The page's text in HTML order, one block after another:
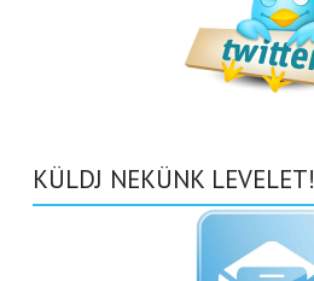
KÜLDJ NEKÜNK LEVELET!